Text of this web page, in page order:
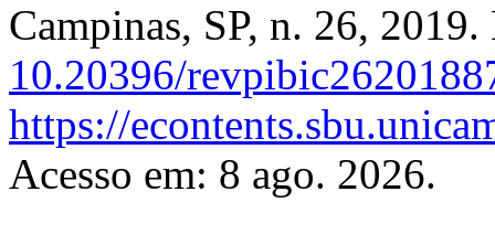
Campinas, SP, n. 26,
10.20396/
https://
Acesso em: 8 ago. 2026.